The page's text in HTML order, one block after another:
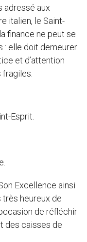
adressé aux
italien, le Saint-
finance ne peut se
: elle doit demeurer
et d’attention
Esprit.
Excellence ainsi
très heureux de
de réfléchir
des caisses de